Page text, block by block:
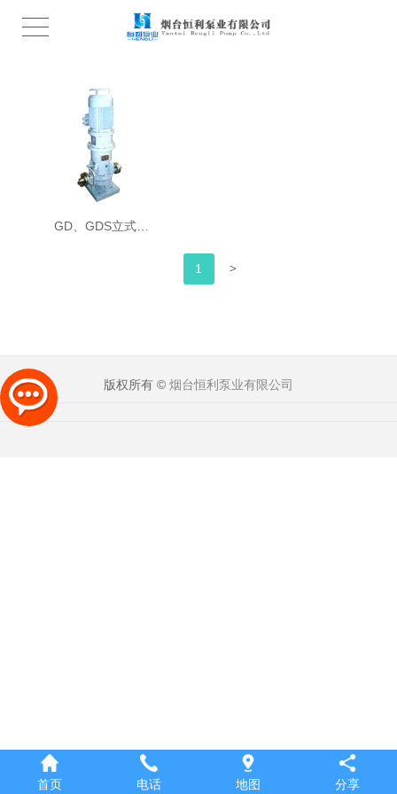
GD、GDS立式…
1 >
首页 电话 地图 分享
版权所有 © 烟台恒利泵业有限公司